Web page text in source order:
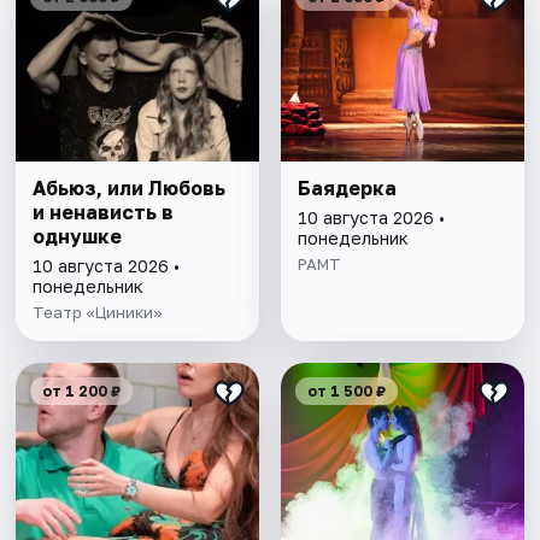
Абьюз, или Любовь
и ненависть в
однушке
10 августа 2026 •
понедельник
Театр «Циники»
Баядерка
10 августа 2026 •
понедельник
РАМТ
от 1 200 ₽ от 1 500 ₽